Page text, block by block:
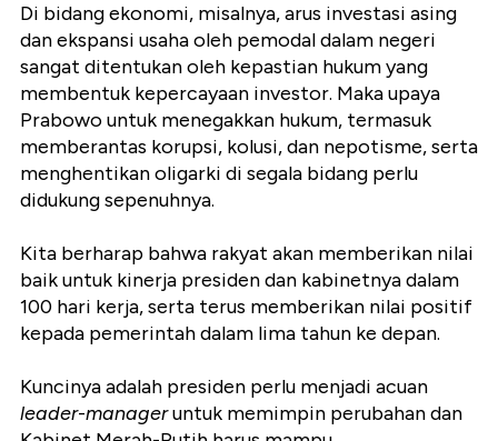
Di bidang ekonomi, misalnya, arus investasi asing
dan ekspansi usaha oleh pemodal dalam negeri
sangat ditentukan oleh kepastian hukum yang
membentuk kepercayaan investor. Maka upaya
Prabowo untuk menegakkan hukum, termasuk
memberantas korupsi, kolusi, dan nepotisme, serta
menghentikan oligarki di segala bidang perlu
didukung sepenuhnya.
Kita berharap bahwa rakyat akan memberikan nilai
baik untuk kinerja presiden dan kabinetnya dalam
100 hari kerja, serta terus memberikan nilai positif
kepada pemerintah dalam lima tahun ke depan.
Kuncinya adalah presiden perlu menjadi acuan
leader-manageruntuk memimpin perubahan dan